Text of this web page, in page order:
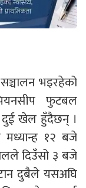
सञ्चालन भइरहेको
फुटबल
दुई खेल हुँदैछन् ।
१२ बजे
दिउँसो ३ बजे
दुबैले यसअघि